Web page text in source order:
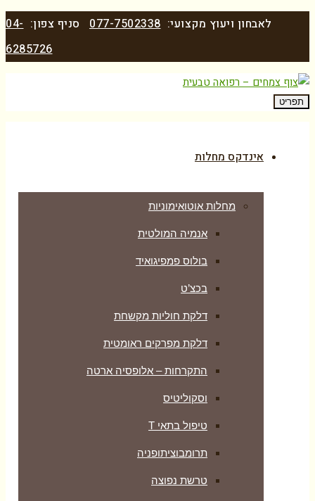
לאבחון ויעוץ מקצועי:077-7502338 סניף צפון:04-
6285726
תפריט
אינדקס מחלות
מחלות אוטואימוניות
אנמיה המולטית
בולוס פמפיגואיד
בכצ’ט
דלקת חוליות מקשחת
דלקת מפרקים ראומטית
התקרחות – אלופסיה ארטה
וסקוליטיס
טיפול בתאי T
תרומבוציתופניה
טרשת נפוצה